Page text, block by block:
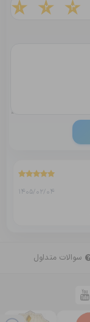
1 2 3
1405/02/04
سوالات متداول